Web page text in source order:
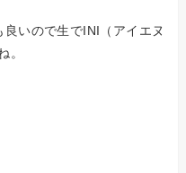
いので生でINI（アイエヌ
。